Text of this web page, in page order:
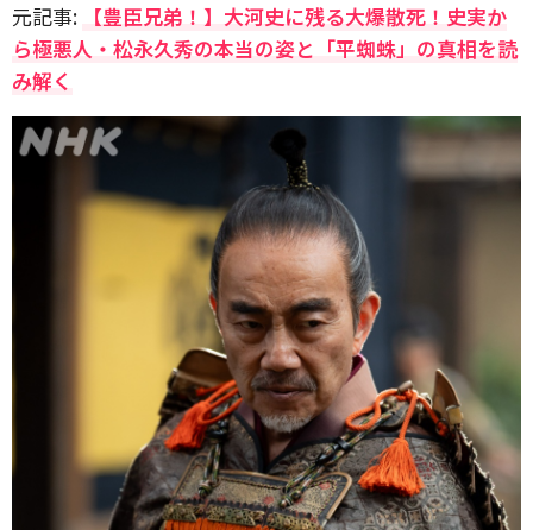
元記事: 【豊臣兄弟！】大河史に残る大爆散死！史実か
ら極悪人・松永久秀の本当の姿と「平蜘蛛」の真相を読
み解く